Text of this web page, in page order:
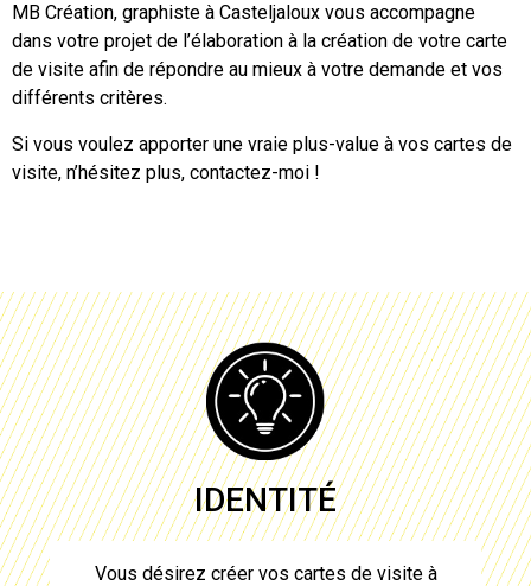
MB Création, graphiste à Casteljaloux vous accompagne
dans votre projet de l’élaboration à la création de votre carte
de visite afin de répondre au mieux à votre demande et vos
différents critères.
Si vous voulez apporter une vraie plus-value à vos cartes de
visite, n’hésitez plus, contactez-moi !
IDENTITÉ
Vous désirez créer vos cartes de visite à